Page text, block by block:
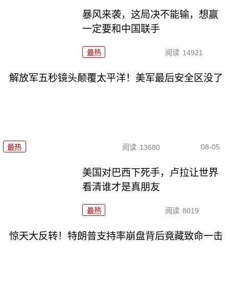
暴风来袭，这局决不能输，想赢
一定要和中国联手
最热 阅读 14921
解放军五秒镜头颠覆太平洋！美军最后安全区没了
最热 阅读 13680 08-05
美国对巴西下死手，卢拉让世界
看清谁才是真朋友
最热 阅读 8019
惊天大反转！特朗普支持率崩盘背后竟藏致命一击